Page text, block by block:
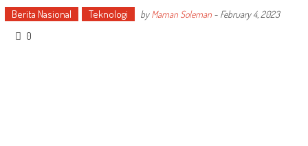
Berita Nasional Teknologi byMaman Soleman- February 4, 2023
0